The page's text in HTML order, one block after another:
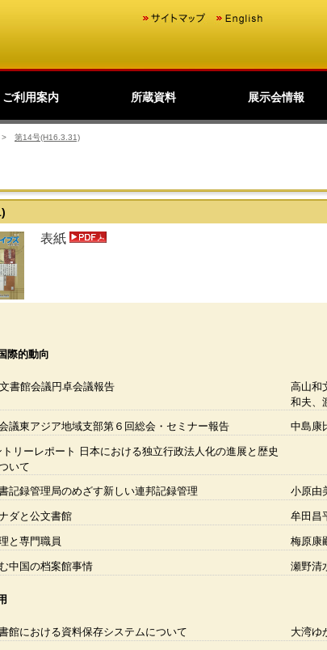
文書等の移管か
まで
見学会
研究
全国公文書館会
流
ご利用案内
則
ご利用案内
交付等のご案内
その他のご案内
ご案内
るご質問
プ
所蔵資料
デジタルアーカイブ
日本のあゆみ
展示会情報
展示会情報
過去の展示会
第14号(H16.3.31)
表紙
際的動向
書館会議円卓会議報告
高山和
和夫、
議東アジア地域支部第６回総会・セミナー報告 中島康
リーレポート 日本における独立行政法人化の進展と歴史
いて
記録管理局のめざす新しい連邦記録管理 小原由
ダと公文書館 牟田昌
と専門職員 梅原康
中国の档案館事情 瀬野清
館における資料保存システムについて 大湾ゆ